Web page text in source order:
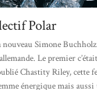
Polar
Simone
Le premier
Chastity Riley, cette
énergique mais